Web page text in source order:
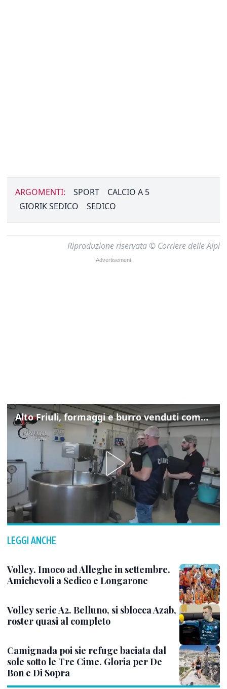
ARGOMENTI: SPORT
CALCIO A 5
GIORIK SEDICO
SEDICO
Riproduzione riservata © Corriere delle Alpi
Alto Friuli, formaggi e burro venduti come locali: nei prodotti latte da fuori regione e dall’estero
LEGGI ANCHE
Volley. Imoco ad Alleghe in settembre.
Amichevoli a Sedico e Longarone
Volley serie A2. Belluno, si sblocca Azab,
roster quasi al completo
Camignada poi sie refuge baciata dal
sole sotto le Tre Cime. Gloria per De
Bon e Di Sopra